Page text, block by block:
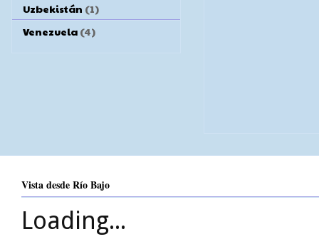
Uzbekistán (1)
Venezuela (4)
Vista desde Río Bajo
Loading...